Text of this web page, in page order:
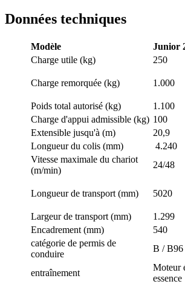
Données techniques
Modèle
Junior
Charge utile (kg)
250
Charge remorquée (kg) 1.000
Poids total autorisé (kg)
1.100
Charge d'appui admissible (kg) 100
Extensible jusqu'à (m)
20,9
Longueur du colis (mm)
4.240
Vitesse maximale du chariot
(m/min)
24/48
Longueur de transport (mm) 5020
Largeur de transport (mm)
1.299
Encadrement (mm)
540
catégorie de permis de
conduire
B / B96
entraînement
Moteur
essence